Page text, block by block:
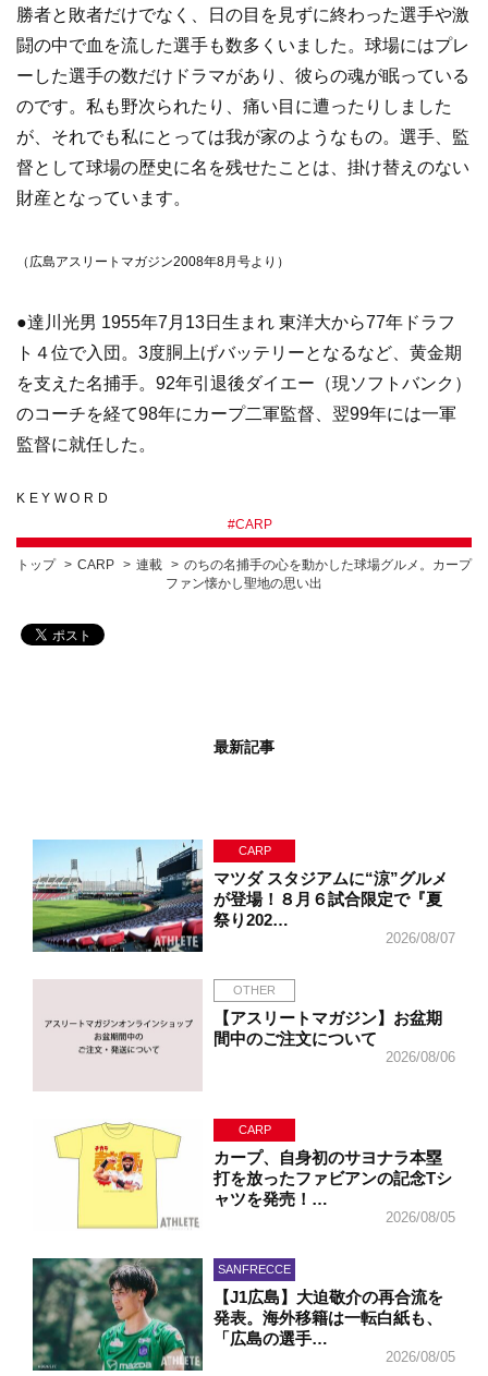
勝者と敗者だけでなく、日の目を見ずに終わった選手や激
闘の中で血を流した選手も数多くいました。球場にはプレ
ーした選手の数だけドラマがあり、彼らの魂が眠っている
のです。私も野次られたり、痛い目に遭ったりしました
が、それでも私にとっては我が家のようなもの。選手、監
督として球場の歴史に名を残せたことは、掛け替えのない
財産となっています。
（広島アスリートマガジン2008年8月号より）
●達川光男 1955年7月13日生まれ 東洋大から77年ドラフ
ト４位で入団。3度胴上げバッテリーとなるなど、黄金期
を支えた名捕手。92年引退後ダイエー（現ソフトバンク）
のコーチを経て98年にカープ二軍監督、翌99年には一軍
監督に就任した。
KEYWORD
#CARP
トップ CARP 連載
のちの名捕手の心を動かした球場グルメ。カープ
ファン懐かし聖地の思い出
最新記事
CARP
マツダ スタジアムに“涼”グルメ
が登場！８月６試合限定で『夏
祭り202…
2026/08/07
OTHER
【アスリートマガジン】お盆期
間中のご注文について
2026/08/06
CARP
カープ、自身初のサヨナラ本塁
打を放ったファビアンの記念Tシ
ャツを発売！…
2026/08/05
SANFRECCE
【J1広島】大迫敬介の再合流を
発表。海外移籍は一転白紙も、
「広島の選手…
2026/08/05